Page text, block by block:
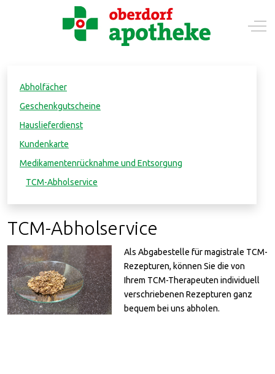
Mobile Menu Toggle Off-
Abholfächer
Geschenkgutscheine
Hauslieferdienst
Kundenkarte
Medikamentenrücknahme und Entsorgung
TCM-Abholservice
TCM-Abholservice
Als Abgabestelle für magistrale TCM-
Rezepturen, können Sie die von
Ihrem TCM-Therapeuten individuell
verschriebenen Rezepturen ganz
bequem bei uns abholen.